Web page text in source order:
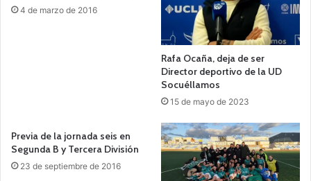
4 de marzo de 2016
Rafa Ocaña, deja de ser
Director deportivo de la UD
Socuéllamos
15 de mayo de 2023
Previa de la jornada seis en
Segunda B y Tercera División
23 de septiembre de 2016